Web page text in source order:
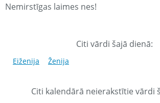
Nemirstīgas laimes nes!
Citi vārdi šajā dienā:
Eiženija Ženija
Citi kalendārā neierakstītie vārdi